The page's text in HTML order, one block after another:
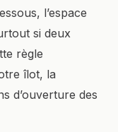
l’espace
si deux
règle
îlot, la
d’ouverture des